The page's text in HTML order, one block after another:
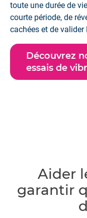
toute une durée de
courte période, de
cachées et de
Découvrez
essais de
Aider
garantir